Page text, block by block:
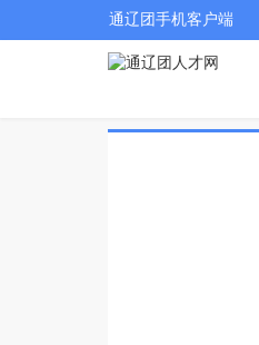
通辽团手机客户端